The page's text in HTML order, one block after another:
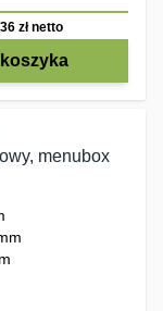
złnetto
menubox